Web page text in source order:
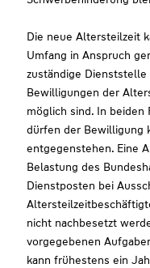
Die neue Altersteilzeit
Umfang in Anspruch
zuständige
Bewilligungen der
möglich sind. In
dürfen der Bewilligung
entgegenstehen. Eine
Belastung des
Dienstposten bei
nicht nachbesetzt
vorgegebenen
kann frühestens ein